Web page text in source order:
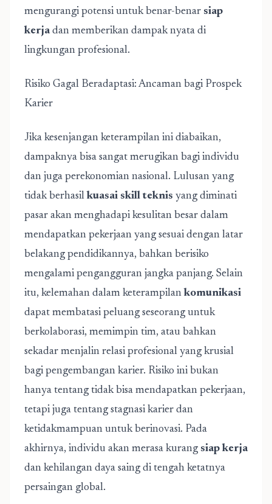
mengurangi potensi untuk benar-benar siap
kerjadan memberikan dampak nyata di
lingkungan profesional.
Risiko Gagal Beradaptasi: Ancaman bagi Prospek
Karier
Jika kesenjangan keterampilan ini diabaikan,
dampaknya bisa sangat merugikan bagi individu
dan juga perekonomian nasional. Lulusan yang
tidak berhasil kuasai skill teknis yang diminati
pasar akan menghadapi kesulitan besar dalam
mendapatkan pekerjaan yang sesuai dengan latar
belakang pendidikannya, bahkan berisiko
mengalami pengangguran jangka panjang. Selain
itu, kelemahan dalam keterampilan komunikasi
dapat membatasi peluang seseorang untuk
berkolaborasi, memimpin tim, atau bahkan
sekadar menjalin relasi profesional yang krusial
bagi pengembangan karier. Risiko ini bukan
hanya tentang tidak bisa mendapatkan pekerjaan,
tetapi juga tentang stagnasi karier dan
ketidakmampuan untuk berinovasi. Pada
akhirnya, individu akan merasa kurang siap kerja
dan kehilangan daya saing di tengah ketatnya
persaingan global.